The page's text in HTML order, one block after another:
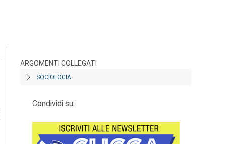
ARGOMENTI COLLEGATI
SOCIOLOGIA
Condividi su: